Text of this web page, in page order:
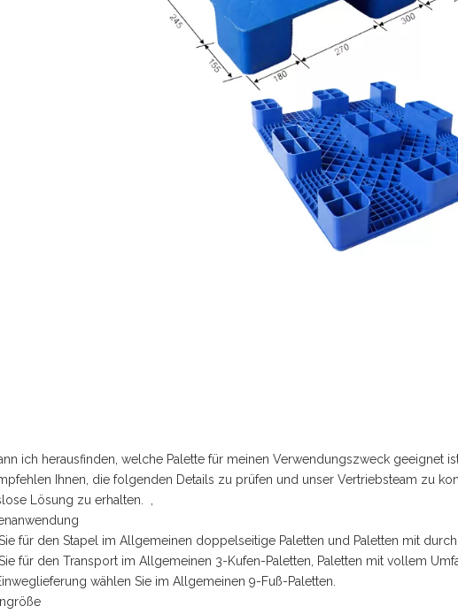
ich herausfinden, welche Palette für meinen Verwendungszweck geeignet
Ihnen, die folgenden Details zu prüfen und unser Vertriebsteam zu
Lösung zu erhalten. ,
für den Stapel im Allgemeinen doppelseitige Paletten und Paletten mit
für den Transport im Allgemeinen 3-Kufen-Paletten, Paletten mit vollem
wählen Sie im Allgemeinen 9-Fuß-Paletten.